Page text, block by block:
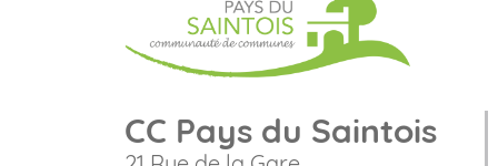
CC Pays du Saintois